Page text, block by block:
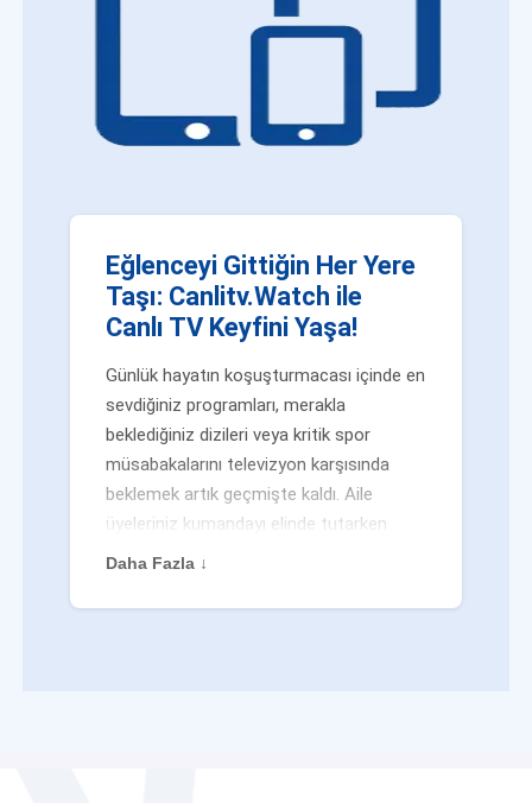
Eğlenceyi Gittiğin Her Yere
Taşı: Canlitv.Watch ile
Canlı TV Keyfini Yaşa!
Günlük hayatın koşuşturmacası içinde en
sevdiğiniz programları, merakla
beklediğiniz dizileri veya kritik spor
müsabakalarını televizyon karşısında
beklemek artık geçmişte kaldı. Aile
üyeleriniz kumandayı elinde tutarken
veya siz evden uzaktayken bile
değilsiniz. Geleneksel yayıncılığın
Daha Fazla ↓